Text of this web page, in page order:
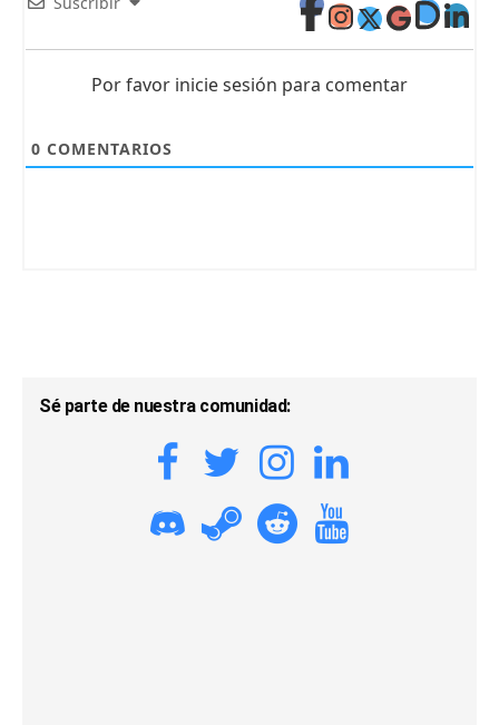
Por favor inicie sesión para comentar
0 COMENTARIOS
Sé parte de nuestra comunidad: